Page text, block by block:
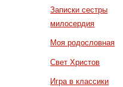
Записки сестры
милосердия
Моя родословная
Свет Христов
Игра в классики